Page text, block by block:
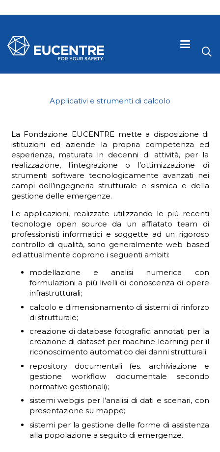
Applicativi e strumenti di calcolo
La Fondazione EUCENTRE mette a disposizione di
istituzioni ed aziende la propria competenza ed
esperienza, maturata in decenni di attività, per la
realizzazione, l’integrazione o l’ottimizzazione di
strumenti software tecnologicamente avanzati nei
campi dell’ingegneria strutturale e sismica e della
gestione delle emergenze.
Le applicazioni, realizzate utilizzando le più recenti
tecnologie open source da un affiatato team di
professionisti informatici e soggette ad un rigoroso
controllo di qualità, sono generalmente web based
ed attualmente coprono i seguenti ambiti:
modellazione e analisi numerica con
formulazioni a più livelli di conoscenza di opere
infrastrutturali;
calcolo e dimensionamento di sistemi di rinforzo
di strutturale;
creazione di database fotografici annotati per la
creazione di dataset per machine learning per il
riconoscimento automatico dei danni strutturali;
repository documentali (es. archiviazione e
gestione workflow documentale secondo
normative gestionali);
sistemi webgis per l’analisi di dati e scenari, con
presentazione su mappe;
sistemi per la gestione delle forme di assistenza
alla popolazione a seguito di emergenze.